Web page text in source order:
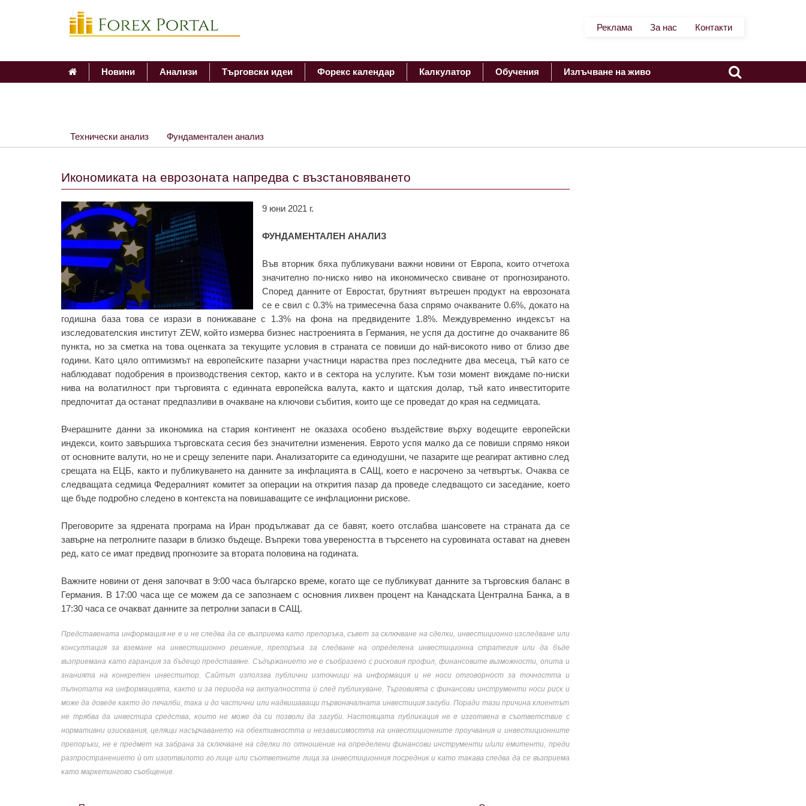
Реклама За нас Контакти
Новини Анализи Търговски идеи Форекс календар Калкулатор Обучения Излъчване на живо
Технически анализ Фундаментален анализ
Икономиката на еврозоната напредва с възстановяването
9 юни 2021 г.
ФУНДАМЕНТАЛЕН АНАЛИЗ
Във вторник бяха публикувани важни новини от Европа, които отчетоха
значително по-ниско ниво на икономическо свиване от прогнозираното.
Според данните от Евростат, брутният вътрешен продукт на еврозоната
се е свил с 0.3% на тримесечна база спрямо очакваните 0.6%, докато на
годишна база това се изрази в понижаване с 1.3% на фона на предвидените 1.8%. Междувременно индексът на
изследователския институт ZEW, който измерва бизнес настроенията в Германия, не успя да достигне до очакваните 86
пункта, но за сметка на това оценката за текущите условия в страната се повиши до най-високото ниво от близо две
години. Като цяло оптимизмът на европейските пазарни участници нараства през последните два месеца, тъй като се
наблюдават подобрения в производствения сектор, както и в сектора на услугите. Към този момент виждаме по-ниски
нива на волатилност при търговията с единната европейска валута, както и щатския долар, тъй като инвеститорите
предпочитат да останат предпазливи в очакване на ключови събития, които ще се проведат до края на седмицата.
Вчерашните данни за икономика на стария континент не оказаха особено въздействие върху водещите европейски
индекси, които завършиха търговската сесия без значителни изменения. Еврото успя малко да се повиши спрямо някои
от основните валути, но не и срещу зелените пари. Анализаторите са единодушни, че пазарите ще реагират активно след
срещата на ЕЦБ, както и публикуването на данните за инфлацията в САЩ, което е насрочено за четвъртък. Очаква се
следващата седмица Федералният комитет за операции на открития пазар да проведе следващото си заседание, което
ще бъде подробно следено в контекста на повишаващите се инфлационни рискове.
Преговорите за ядрената програма на Иран продължават да се бавят, което отслабва шансовете на страната да се
завърне на петролните пазари в близко бъдеще. Въпреки това увереността в търсенето на суровината остават на дневен
ред, като се имат предвид прогнозите за втората половина на годината.
Важните новини от деня започват в 9:00 часа българско време, когато ще се публикуват данните за търговския баланс в
Германия. В 17:00 часа ще се можем да се запознаем с основния лихвен процент на Канадската Централна Банка, а в
17:30 часа се очакват данните за петролни запаси в САЩ.
Представената информация не е и не следва да се възприема като препоръка, съвет за сключване на сделки, инвестиционно изследване или
консултация за вземане на инвестиционно решение, препоръка за следване на определена инвестиционна стратегия или да бъде
възприемана като гаранция за бъдещо представяне. Съдържанието не е съобразено с рисковия профил, финансовите възможности, опита и
знанията на конкретен инвеститор. Сайтът използва публични източници на информация и не носи отговорност за точността и
пълнотата на информацията, както и за периода на актуалността ѝ след публикуване. Търговията с финансови инструменти носи риск и
може да доведе както до печалби, така и до частични или надвишаващи първоначалната инвестиция загуби. Поради тази причина клиентът
не трябва да инвестира средства, които не може да си позволи да загуби. Настоящата публикация не е изготвена в съответствие с
нормативни изисквания, целящи насърчаването на обективността и независимостта на инвестиционните проучвания и инвестиционните
препоръки, не е предмет на забрана за сключване на сделки по отношение на определени финансови инструменти и/или емитенти, преди
разпространението ѝ от изготвилото го лице или съответните лица за инвестиционния посредник и като такава следва да се възприема
като маркетингово съобщение.